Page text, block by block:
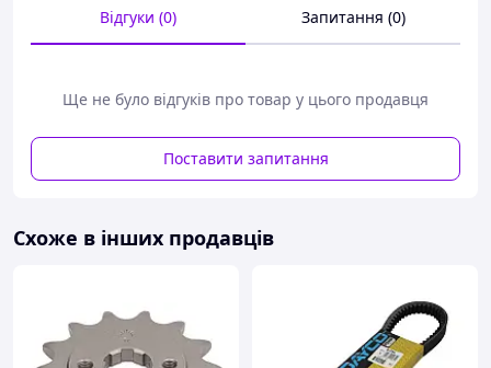
: mayolika@ukr.net;
Viber:+380676724997;
Відгуки (0) Запитання (0)
Ще не було відгуків про товар у цього продавця
Поставити запитання
Схоже в інших продавців